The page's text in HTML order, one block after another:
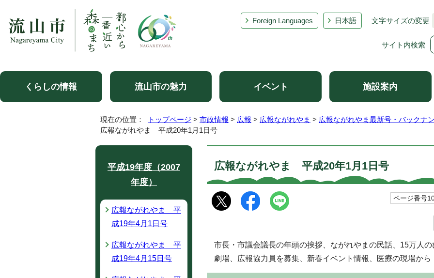
Foreign Languages 日本語 文字サイズの変更
サイト内検索
くらしの情報 流山市の魅力 イベント 施設案内
現在の位置： トップページ > 市政情報 > 広報 > 広報ながれやま > 広報ながれやま最新号・バックナ
広報ながれやま 平成20年1月1日号
広報ながれやま 平成20年1月1日号
ページ番号
市長・市議会議長の年頭の挨拶、ながれやまの民話、15万人
劇場、広報協力員を募集、新春イベント情報、医療の現場か
平成19年度（2007
年度）
広報ながれやま 平
成19年4月1日号
広報ながれやま 平
成19年4月15日号